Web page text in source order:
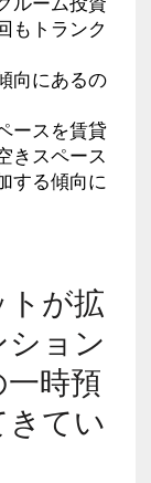
もトランク
向にあるの
ースを賃貸
きスペース
する傾向に
が拡
ョン
時預
てい